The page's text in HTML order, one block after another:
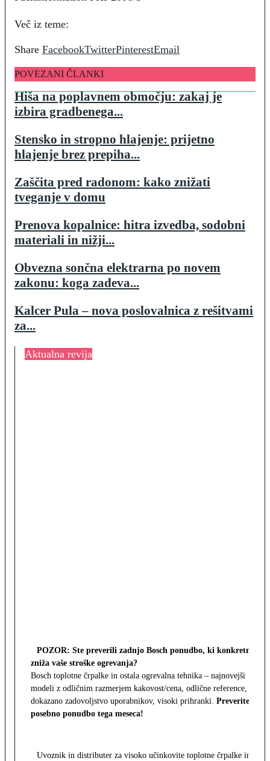
Več iz teme:
Share FacebookTwitterPinterestEmail
POVEZANI ČLANKI
Hiša na poplavnem območju: zakaj je
izbira gradbenega...
Stensko in stropno hlajenje: prijetno
hlajenje brez prepiha...
Zaščita pred radonom: kako znižati
tveganje v domu
Prenova kopalnice: hitra izvedba, sodobni
materiali in nižji...
Obvezna sončna elektrarna po novem
zakonu: koga zadeva...
Kalcer Pula – nova poslovalnica z rešitvami
za...
Aktualna revija
POZOR: Ste preverili zadnjo Bosch ponudbo, ki konkretno
zniža vaše stroške ogrevanja?
Bosch toplotne črpalke in ostala ogrevalna tehnika – najnovejši
modeli z odličnim razmerjem kakovost/cena, odlične reference,
dokazano zadovoljstvo uporabnikov, visoki prihranki. Preverite
posebno ponudbo tega meseca!
Uvoznik in distributer za visoko učinkovite toplotne črpalke in